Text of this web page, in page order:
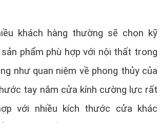
khách hàng thường sẽ chọn kỹ
phẩm phù hợp với nội thất trong
như quan niệm về phong thủy của
tay nắm cửa kính cường lực rất
với nhiều kích thước cửa khác